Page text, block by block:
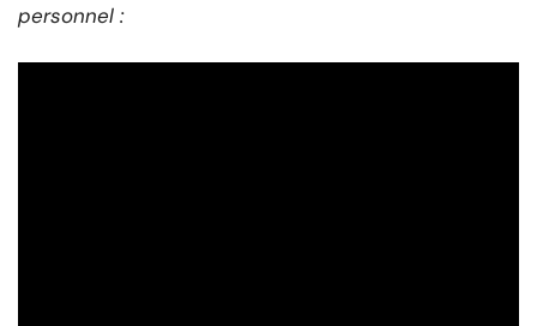
personnel :